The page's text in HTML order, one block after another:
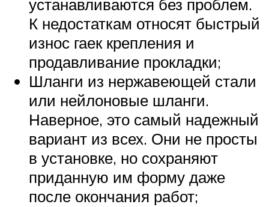
устанавливаются без проблем.
К недостаткам относят быстрый
износ гаек крепления и
продавливание прокладки;
Шланги из нержавеющей стали
или нейлоновые шланги.
Наверное, это самый надежный
вариант из всех. Они не просты
в установке, но сохраняют
приданную им форму даже
после окончания работ;